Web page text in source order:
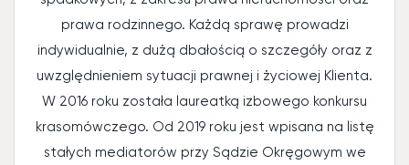
prawa rodzinnego. Każdą sprawę prowadzi
indywidualnie, z dużą dbałością o szczegóły oraz z
uwzględnieniem sytuacji prawnej i życiowej Klienta.
W 2016 roku została laureatką izbowego konkursu
krasomówczego. Od 2019 roku jest wpisana na listę
stałych mediatorów przy Sądzie Okręgowym we